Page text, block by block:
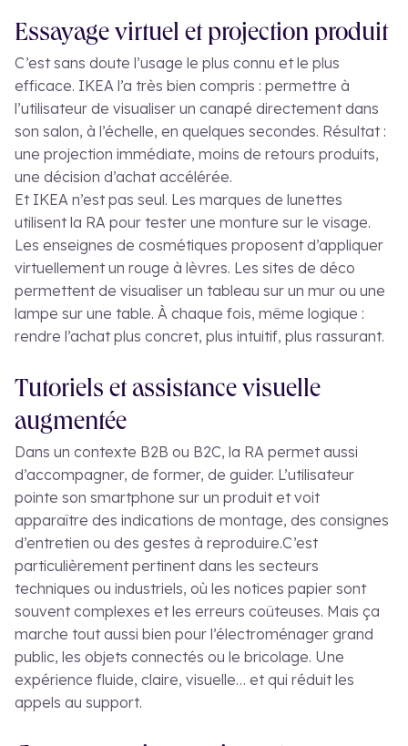
Essayage virtuel et projection produit
C’est sans doute l’usage le plus connu et le plus
efficace. IKEA l’a très bien compris : permettre à
l’utilisateur de visualiser un canapé directement dans
son salon, à l’échelle, en quelques secondes. Résultat :
une projection immédiate, moins de retours produits,
une décision d’achat accélérée.
Et IKEA n’est pas seul. Les marques de lunettes
utilisent la RA pour tester une monture sur le visage.
Les enseignes de cosmétiques proposent d’appliquer
virtuellement un rouge à lèvres. Les sites de déco
permettent de visualiser un tableau sur un mur ou une
lampe sur une table. À chaque fois, même logique :
rendre l’achat plus concret, plus intuitif, plus rassurant.
Tutoriels et assistance visuelle
augmentée
Dans un contexte B2B ou B2C, la RA permet aussi
d’accompagner, de former, de guider. L’utilisateur
pointe son smartphone sur un produit et voit
apparaître des indications de montage, des consignes
d’entretien ou des gestes à reproduire.C’est
particulièrement pertinent dans les secteurs
techniques ou industriels, où les notices papier sont
souvent complexes et les erreurs coûteuses. Mais ça
marche tout aussi bien pour l’électroménager grand
public, les objets connectés ou le bricolage. Une
expérience fluide, claire, visuelle… et qui réduit les
appels au support.